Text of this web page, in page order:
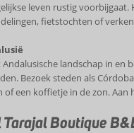
leven rustig
fietstochten of
landschap in en
Bezoek steden als
of een koffietje in de zon.
Boutique